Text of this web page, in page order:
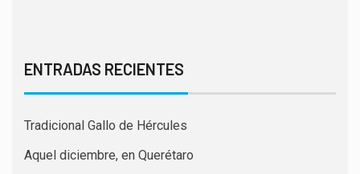
ENTRADAS RECIENTES
Tradicional Gallo de Hércules
Aquel diciembre, en Querétaro